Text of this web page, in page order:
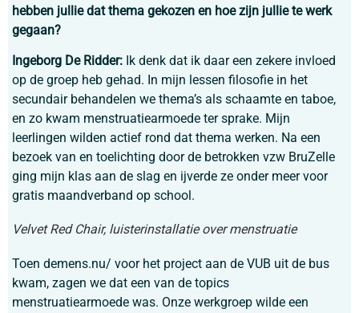
hebben jullie dat thema gekozen en hoe zijn jullie te werk
gegaan?
Ingeborg De Ridder: Ik denk dat ik daar een zekere invloed
op de groep heb gehad. In mijn lessen filosofie in het
secundair behandelen we thema’s als schaamte en taboe,
en zo kwam menstruatiearmoede ter sprake. Mijn
leerlingen wilden actief rond dat thema werken. Na een
bezoek van en toelichting door de betrokken vzw BruZelle
ging mijn klas aan de slag en ijverde ze onder meer voor
gratis maandverband op school.
Velvet Red Chair, luisterinstallatie over menstruatie
Toen demens.nu/ voor het project aan de VUB uit de bus
kwam, zagen we dat een van de topics
menstruatiearmoede was. Onze werkgroep wilde een